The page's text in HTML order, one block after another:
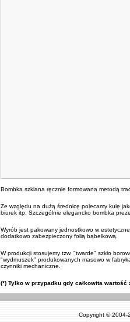
Bombka szklana ręcznie formowana metodą
Ze względu na dużą średnicę polecamy kulę
biurek itp. Szczególnie elegancko bombka
Wyrób jest pakowany jednostkowo w
dodatkowo zabezpieczony folią bąbelkową.
W produkcji stosujemy tzw. "twarde" szkło
"wydmuszek" produkowanych masowo w
czynniki mechaniczne.
(*) Tylko w przypadku gdy całkowita
Copyright © 2004-